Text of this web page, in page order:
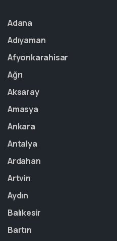
Adana
Adıyaman
Afyonkarahisar
Ağrı
Aksaray
Amasya
Ankara
Antalya
Ardahan
Artvin
Aydın
Balıkesir
Bartın